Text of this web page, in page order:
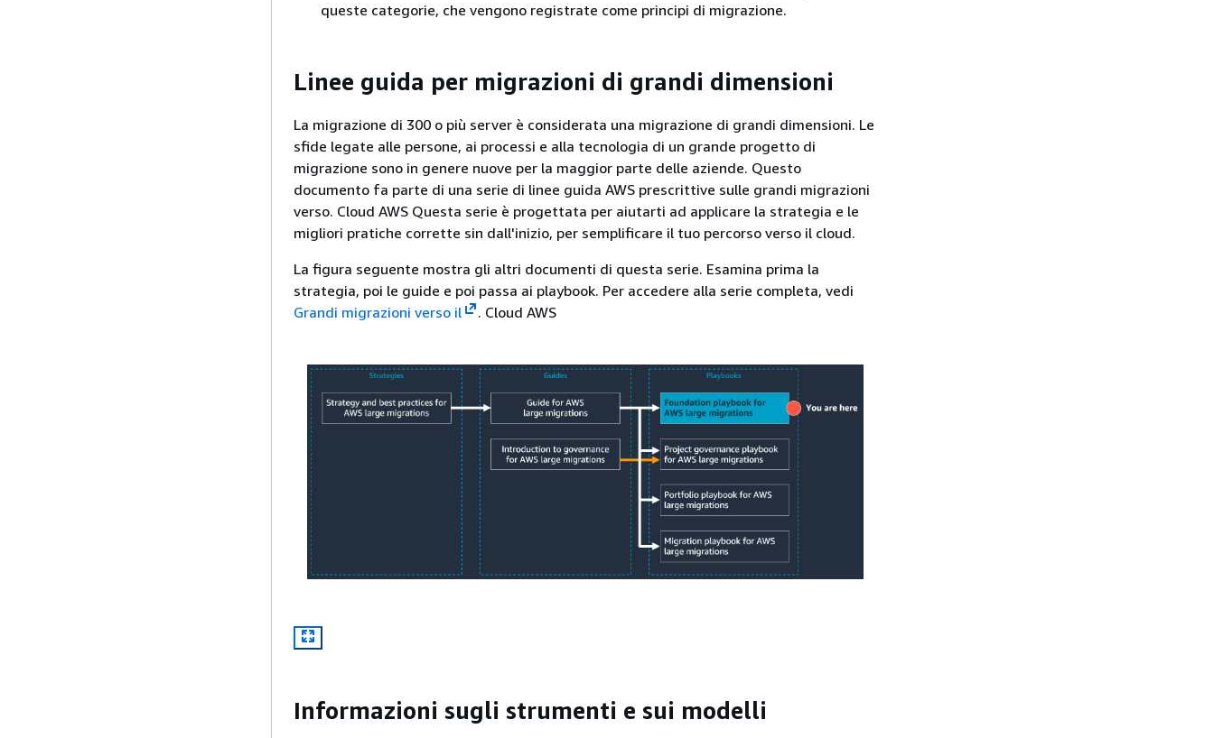
queste categorie, che vengono registrate come principi di migrazione.
Linee guida per migrazioni di grandi dimensioni
La migrazione di 300 o più server è considerata una migrazione di grandi dimensioni. Le
sfide legate alle persone, ai processi e alla tecnologia di un grande progetto di
migrazione sono in genere nuove per la maggior parte delle aziende. Questo
documento fa parte di una serie di linee guida AWS prescrittive sulle grandi migrazioni
verso. Cloud AWS Questa serie è progettata per aiutarti ad applicare la strategia e le
migliori pratiche corrette sin dall'inizio, per semplificare il tuo percorso verso il cloud.
La figura seguente mostra gli altri documenti di questa serie. Esamina prima la
strategia, poi le guide e poi passa ai playbook. Per accedere alla serie completa, vedi
Grandi migrazioni verso il
. Cloud AWS
Informazioni sugli strumenti e sui modelli